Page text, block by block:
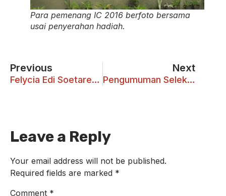
Para pemenang IC 2016 berfoto bersama
usai penyerahan hadiah.
Previous
Felycia Edi Soetaredjo: Raih Penghargaan Elsevier
Next
Pengumuman Seleksi Fakultas Kedokteran UKWMS Tahap 2 Gelombang 1 TA 2017/2018
Leave a Reply
Your email address will not be published.
Required fields are marked *
Comment *